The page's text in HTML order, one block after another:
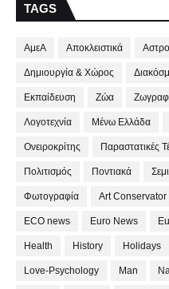
TAGS
ΑμεΑ Αποκλειστικά
Δημιουργία & Χώρος
Εκπαίδευση Ζώα
Λογοτεχνία Μένω Ελλάδα
Ονειροκρίτης Παραστατικές
Πολιτισμός Ποντιακά
Φωτογραφία Art Conservator
ECO news Euro News
Health History Holidays
Love-Psychology Man